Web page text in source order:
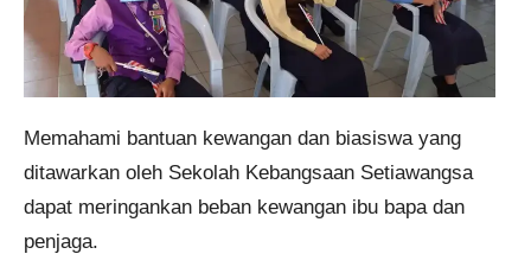
​Memahami bantuan kewangan dan biasiswa yang
ditawarkan oleh Sekolah Kebangsaan Setiawangsa
dapat meringankan beban kewangan ibu bapa dan
penjaga.